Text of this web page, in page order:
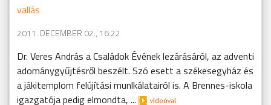
vallás
2011. DECEMBER 02., 16:22
Dr. Veres András a Családok Évének lezárásáról, az adventi
adománygyűjtésről beszélt. Szó esett a székesegyház és
a jákitemplom felújítási munlkálatairól is. A Brennes-iskola
igazgatója pedig elmondta, ...